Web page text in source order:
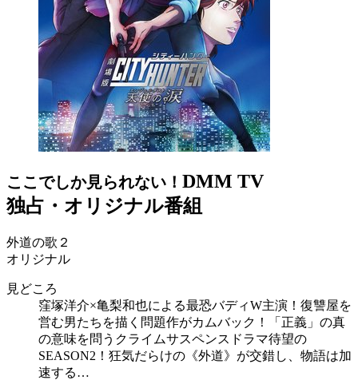
ここでしか見られない！ DMM TV
独占・オリジナル番組
外道の歌２
オリジナル
見どころ
窪塚洋介×亀梨和也による最恐バディW主演！復讐屋を
営む男たちを描く問題作がカムバック！「正義」の真
の意味を問うクライムサスペンスドラマ待望の
SEASON2！狂気だらけの《外道》が交錯し、物語は加
速する…